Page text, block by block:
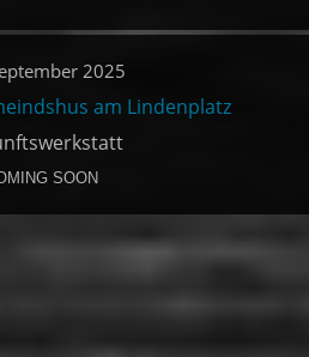
2025
am Lindenplatz
SOON